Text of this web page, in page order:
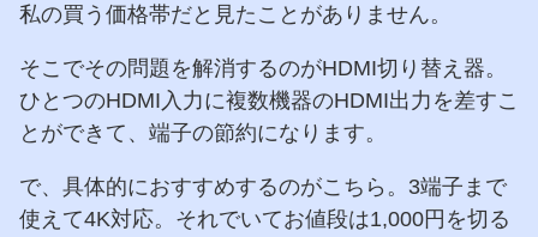
私の買う価格帯だと見たことがありません。
そこでその問題を解消するのがHDMI切り替え器。
ひとつのHDMI入力に複数機器のHDMI出力を差すこ
とができて、端子の節約になります。
で、具体的におすすめするのがこちら。3端子まで
使えて4K対応。それでいてお値段は1,000円を切る